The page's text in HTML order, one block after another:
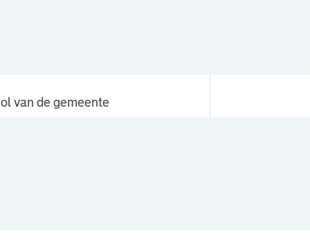
van de gemeente